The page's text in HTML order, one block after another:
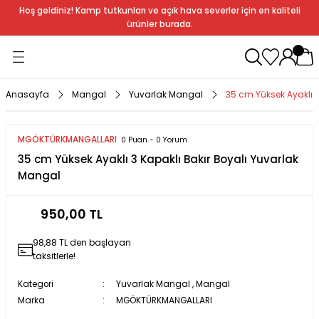
Hoş geldiniz! Kamp tutkunları ve açık hava severler için en kaliteli
ürünler burada.
Geri Dön
Geri Dön
Geri Dön
Geri Dön
Geri Dön
Geri Dön
Geri Dön
Ekipmanları
Geri Dön
Anasayfa Mangal Yuvarlak Mangal 35 cm Yüksek Ayaklı
MGÖKTÜRKMANGALLARI 0 Puan - 0 Yorum
35 cm Yüksek Ayaklı 3 Kapaklı Bakır Boyalı Yuvarlak
Mangal
950,00 TL
98,88 TL den başlayan
taksitlerle!
Kategori Yuvarlak Mangal ,Mangal
Marka
MGÖKTÜRKMANGALLARI